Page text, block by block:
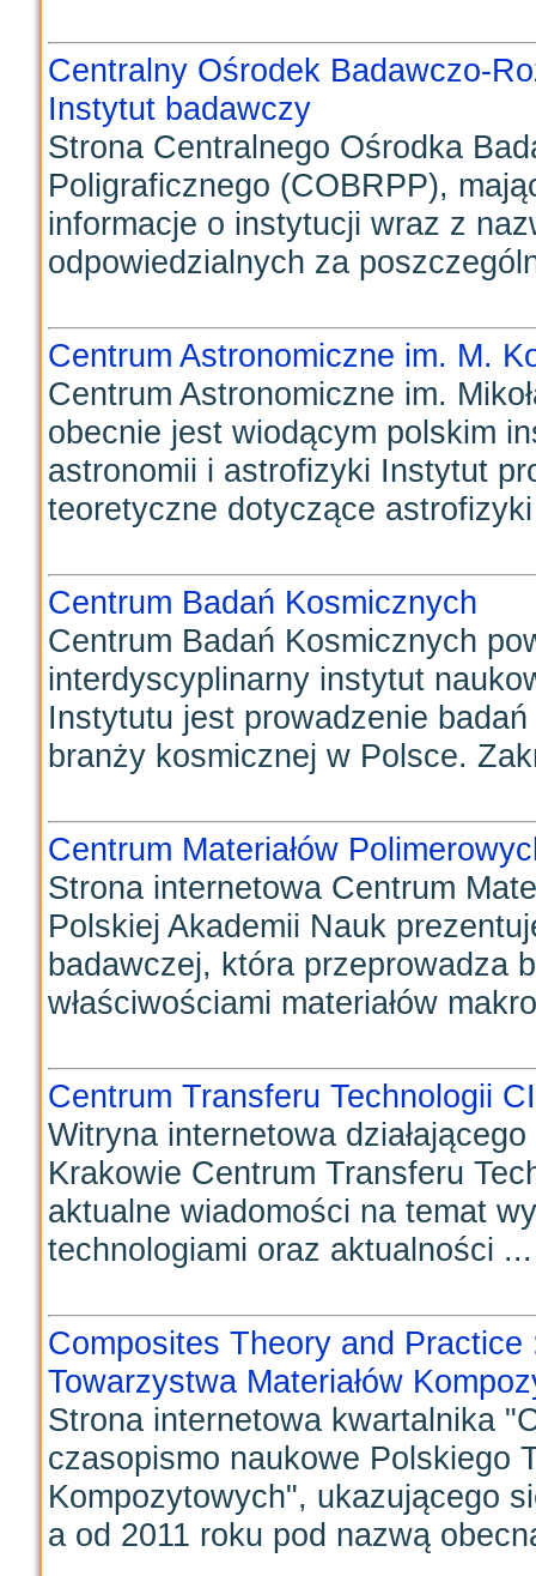
Centralny Ośrodek Badawczo-
Instytut badawczy
Strona Centralnego Ośrodka
Poligraficznego (COBRPP),
informacje o instytucji wraz z
odpowiedzialnych za
Centrum Astronomiczne im. M.
Centrum Astronomiczne im.
obecnie jest wiodącym polskim
astronomii i astrofizyki Instytut
teoretyczne dotyczące
Centrum Badań Kosmicznych
Centrum Badań Kosmicznych
interdyscyplinarny instytut
Instytutu jest prowadzenie
branży kosmicznej w Polsce.
Centrum Materiałów
Strona internetowa Centrum
Polskiej Akademii Nauk
badawczej, która przeprowadza
właściwościami materiałów
Centrum Transferu Technologii
Witryna internetowa
Krakowie Centrum Transferu
aktualne wiadomości na temat
technologiami oraz aktualności ...
Composites Theory and
Towarzystwa Materiałów
Strona internetowa kwartalnika
czasopismo naukowe Polskiego
Kompozytowych", ukazującego
a od 2011 roku pod nazwą